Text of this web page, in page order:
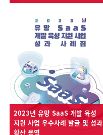
2023년 유망 SaaS 개발 육성
지원 사업 우수사례 발굴 및 성과
확산 용역